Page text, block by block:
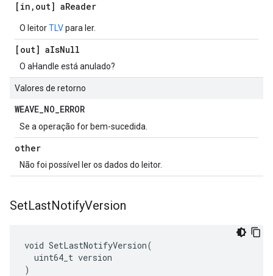
[in , out] aReader
O leitorTLVpara ler.
[out] aIsNull
O aHandle está anulado?
Valores de retorno
WEAVE_NO_ERROR
Se a operação for bem-sucedida.
other
Não foi possível ler os dados do leitor.
SetLastNotifyVersion
void SetLastNotifyVersion(
  uint64_t version
)